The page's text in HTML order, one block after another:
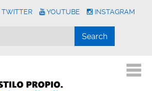
TWITTER YOUTUBE INSTAGRAM